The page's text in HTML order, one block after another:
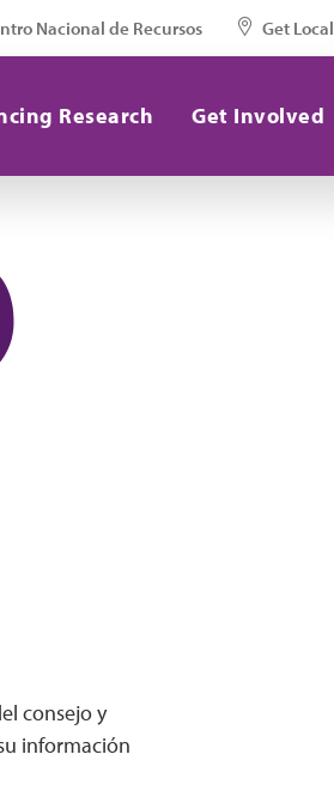
Nacional de Recursos Get Local
Research Get Involved
consejo y
información